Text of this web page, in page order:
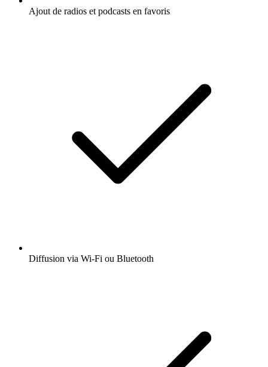
Ajout de radios et podcasts en favoris
Diffusion via Wi-Fi ou Bluetooth